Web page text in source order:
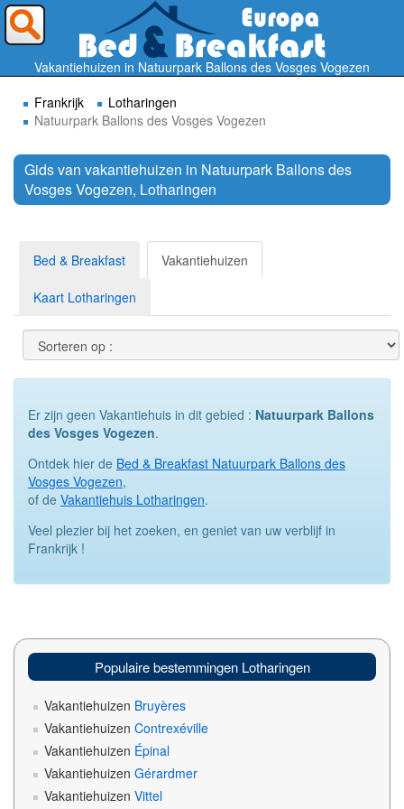
Vakantiehuizen in Natuurpark Ballons des Vosges Vogezen
Frankrijk
Lotharingen
Natuurpark Ballons des Vosges Vogezen
Gids van vakantiehuizen in Natuurpark Ballons des
Vosges Vogezen, Lotharingen
Bed & Breakfast Vakantiehuizen
Kaart Lotharingen
Er zijn geen Vakantiehuis in dit gebied : Natuurpark Ballons
des Vosges Vogezen.
Ontdek hier de Bed & Breakfast Natuurpark Ballons des
Vosges Vogezen,
of de Vakantiehuis Lotharingen.
Veel plezier bij het zoeken, en geniet van uw verblijf in
Frankrijk !
Populaire bestemmingen Lotharingen
Vakantiehuizen Bruyères
Vakantiehuizen Contrexéville
Vakantiehuizen Épinal
Vakantiehuizen Gérardmer
Vakantiehuizen Vittel
Waar wilt U heen ?
Zoek